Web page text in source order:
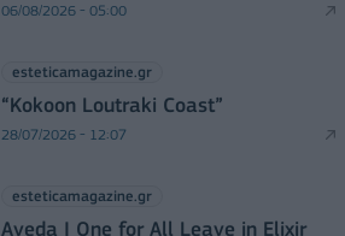
06/08/2026 - 05:00
esteticamagazine.gr
“Kokoon Loutraki Coast”
28/07/2026 - 12:07
esteticamagazine.gr
Aveda I One for All Leave in Elixir